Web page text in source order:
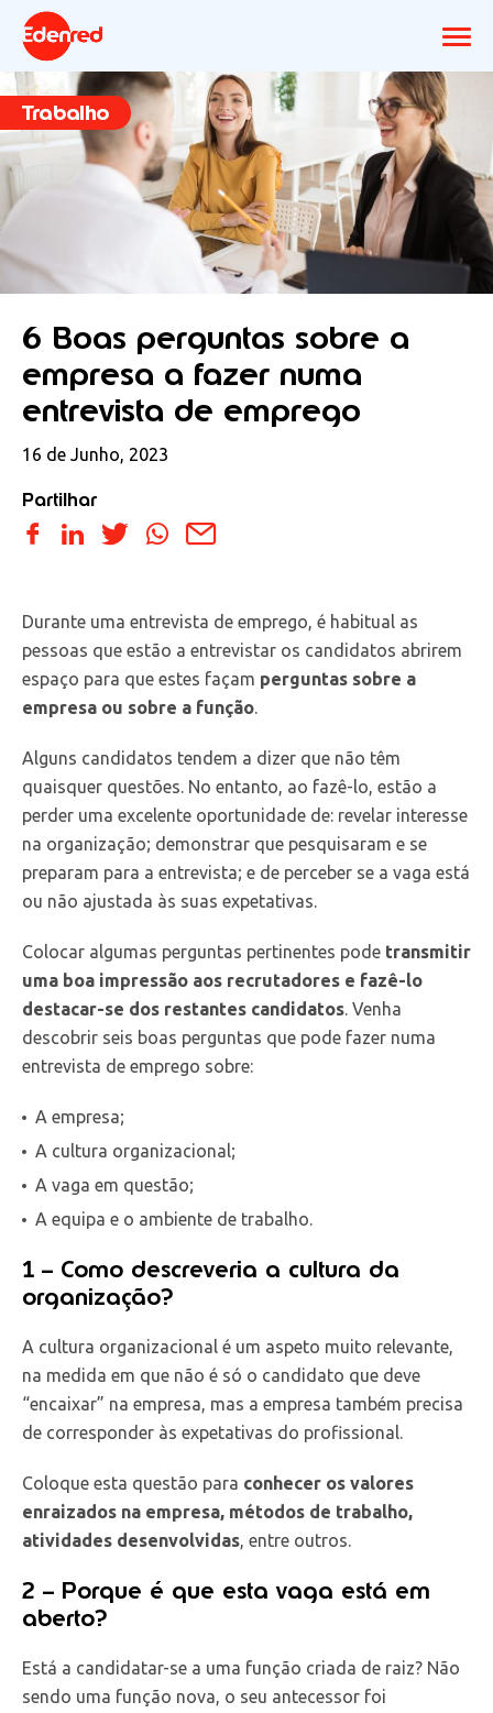
Trabalho
6 Boas perguntas sobre a
empresa a fazer numa
entrevista de emprego
16 de Junho, 2023
Partilhar
Durante uma entrevista de emprego, é habitual as
pessoas que estão a entrevistar os candidatos abrirem
espaço para que estes façam perguntas sobre a
empresa ou sobre a função
Alguns candidatos tendem a dizer que não têm
quaisquer questões. No entanto, ao fazê-lo, estão a
perder uma excelente oportunidade de: revelar interesse
na organização; demonstrar que pesquisaram e se
preparam para a entrevista; e de perceber se a vaga está
ou não ajustada às suas expetativas.
Colocar algumas perguntas pertinentes pode transmitir
uma boa impressão aos recrutadores e fazê-lo
destacar-se dos restantes candidatos . Venha
descobrir seis boas perguntas que pode fazer numa
entrevista de emprego sobre:
A empresa;
A cultura organizacional;
A vaga em questão;
A equipa e o ambiente de trabalho.
1 – Como descreveria a cultura da
organização?
A cultura organizacional é um aspeto muito relevante,
na medida em que não é só o candidato que deve
“encaixar” na empresa, mas a empresa também precisa
de corresponder às expetativas do profissional.
Coloque esta questão para conhecer os valores
enraizados na empresa, métodos de trabalho,
atividades desenvolvidas , entre outros.
2 – Porque é que esta vaga está em
aberto?
Está a candidatar-se a uma função criada de raiz? Não
sendo uma função nova, o seu antecessor foi